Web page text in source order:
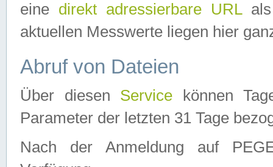
eine direkt adressierbare URLals
aktuellen Messwerte liegen hier
Abruf von Dateien
Über diesen Service können
Parameter der letzten 31 Tage
Nach der Anmeldung auf